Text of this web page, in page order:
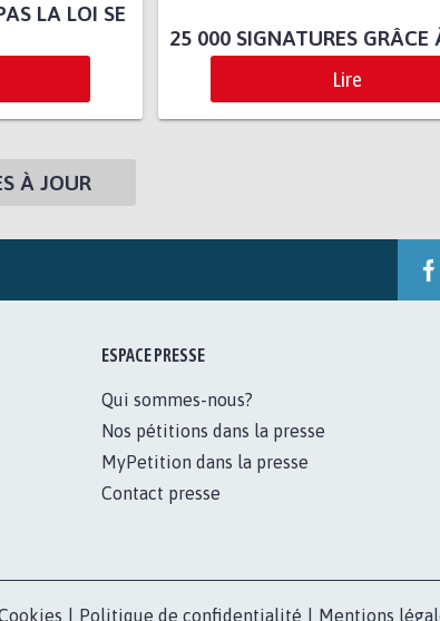
LA LOI SE
25 000 SIGNATURES GRÂCE
Lire
À JOUR
ESPACE PRESSE
Qui sommes-nous?
Nos pétitions dans la presse
MyPetition dans la presse
Contact presse
Politique de confidentialité Mentions